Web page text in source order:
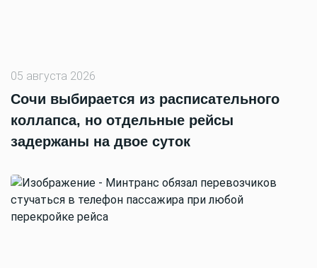
05 августа 2026
Сочи выбирается из расписательного
коллапса, но отдельные рейсы
задержаны на двое суток